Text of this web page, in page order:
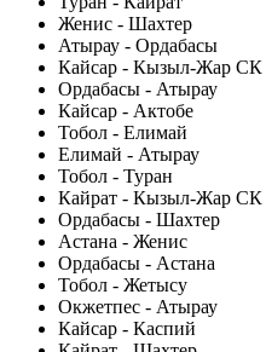
Женис - Шахтер
Атырау - Ордабасы
Кайсар - Кызыл-Жар СК
Ордабасы - Атырау
Кайсар - Актобе
Тобол - Елимай
Елимай - Атырау
Тобол - Туран
Кайрат - Кызыл-Жар СК
Ордабасы - Шахтер
Астана - Женис
Ордабасы - Астана
Тобол - Жетысу
Окжетпес - Атырау
Кайсар - Каспий